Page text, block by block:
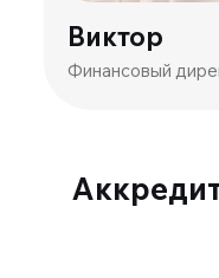
Виктор
Финансовый